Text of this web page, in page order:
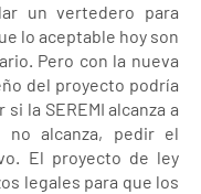
un vertedero para
lo aceptable hoy son
Pero con la nueva
del proyecto podría
la SEREMI alcanza a
alcanza, pedir el
El proyecto de ley
legales para que los